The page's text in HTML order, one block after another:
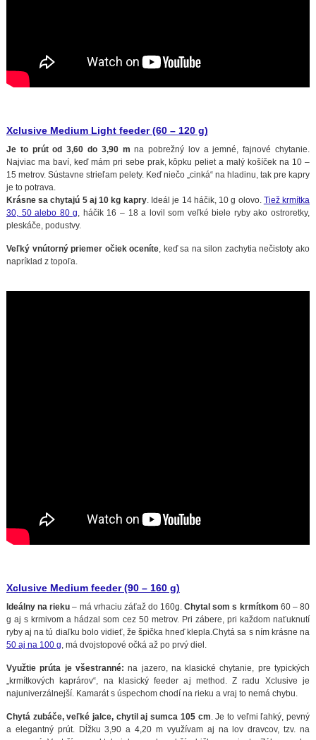
Xclusive Medium Light feeder (60 – 120 g)
Je to prút od 3,60 do 3,90 m na pobrežný lov a jemné, fajnové chytanie.
Najviac ma baví, keď mám pri sebe prak, kôpku peliet a malý košíček na 10 –
15 metrov. Sústavne strieľam pelety. Keď niečo „cinká“ na hladinu, tak pre kapry
je to potrava.
Krásne sa chytajú 5 aj 10 kg kapry. Ideál je 14 háčik, 10 g olovo. Tiež krmítka
30, 50 alebo 80 g, háčik 16 – 18 a lovil som veľké biele ryby ako ostroretky,
pleskáče, podustvy.
Veľký vnútorný priemer očiek oceníte, keď sa na silon zachytia nečistoty ako
napríklad z topoľa.
Xclusive Medium feeder (90 – 160 g)
Ideálny na rieku– má vrhaciu záťaž do 160g.Chytal som s krmítkom 60 – 80
g aj s krmivom a hádzal som cez 50 metrov. Pri zábere, pri každom naťuknutí
ryby aj na tú diaľku bolo vidieť, že špička hneď klepla.Chytá sa s ním krásne na
50 aj na 100 g, má dvojstopové očká až po prvý diel.
Využtie prúta je všestranné:na jazero, na klasické chytanie, pre typických
„krmítkových kaprárov“, na klasický feeder aj method. Z radu Xclusive je
najuniverzálnejší. Kamarát s úspechom chodí na rieku a vraj to nemá chybu.
Chytá zubáče, veľké jalce, chytil aj sumca 105 cm. Je to veľmi ľahký, pevný
a elegantný prút. Dĺžku 3,90 a 4,20 m využívam aj na lov dravcov, tzv. na